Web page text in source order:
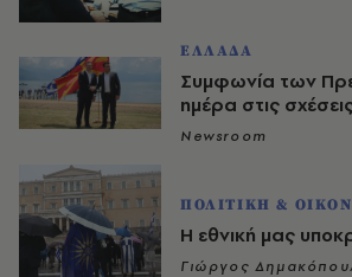
ΕΛΛΑΔΑ
Συμφωνία των
ημέρα στις
Newsroom
ΠΟΛΙΤΙΚΗ &
H εθνική μας
Γιώργος